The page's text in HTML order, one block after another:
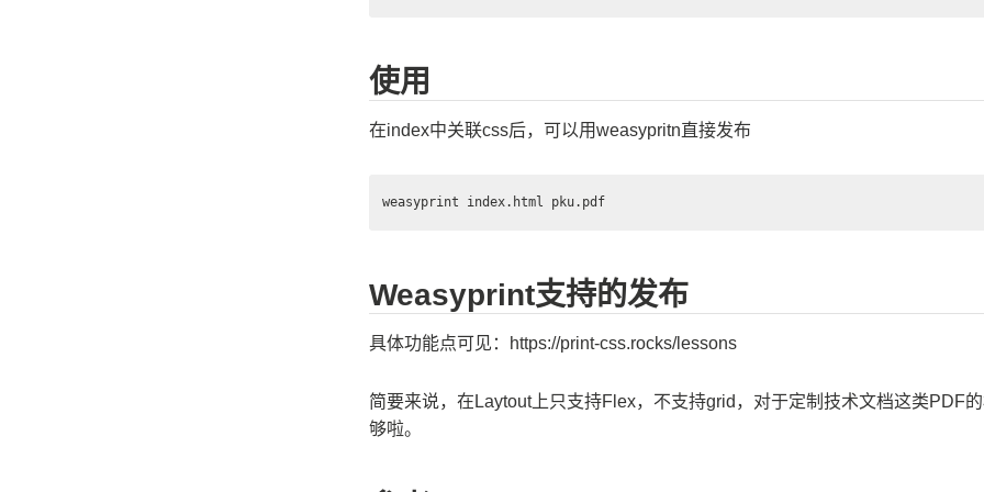
使用
在index中关联css后，可以用weasypritn直接发布
Weasyprint支持的发布
具体功能点可见：https://print-css.rocks/lessons
简要来说，在Laytout上只支持Flex，不支持grid，对于定制技术文档这类PDF
够啦。